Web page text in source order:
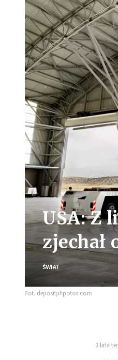
USA: Z
zjechał
ŚWIAT
Fot. depositphpotos.com
3 lata